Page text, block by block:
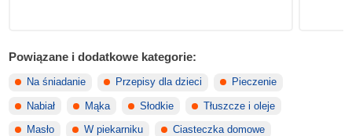
Powiązane i dodatkowe kategorie:
Na śniadanie Przepisy dla dzieci Pieczenie
Nabiał Mąka Słodkie Tłuszcze i oleje
Masło W piekarniku Ciasteczka domowe